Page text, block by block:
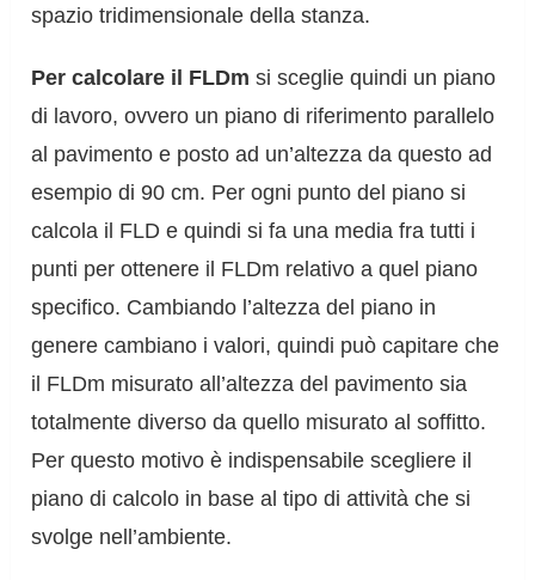
spazio tridimensionale della stanza.
Per calcolare il FLDm si sceglie quindi un piano
di lavoro, ovvero un piano di riferimento parallelo
al pavimento e posto ad un’altezza da questo ad
esempio di 90 cm. Per ogni punto del piano si
calcola il FLD e quindi si fa una media fra tutti i
punti per ottenere il FLDm relativo a quel piano
specifico. Cambiando l’altezza del piano in
genere cambiano i valori, quindi può capitare che
il FLDm misurato all’altezza del pavimento sia
totalmente diverso da quello misurato al soffitto.
Per questo motivo è indispensabile scegliere il
piano di calcolo in base al tipo di attività che si
svolge nell’ambiente.